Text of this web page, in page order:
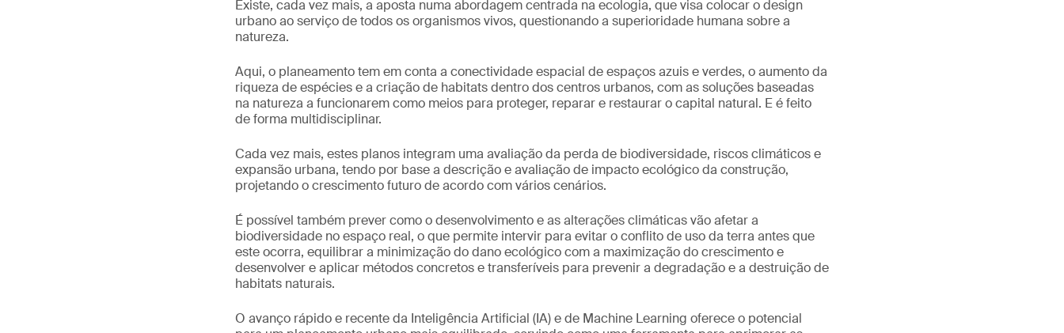
Existe, cada vez mais, a aposta numa abordagem centrada na ecologia, que visa colocar o design
urbano ao serviço de todos os organismos vivos, questionando a superioridade humana sobre a
natureza.
Aqui, o planeamento tem em conta a conectividade espacial de espaços azuis e verdes, o aumento da
riqueza de espécies e a criação de habitats dentro dos centros urbanos, com as soluções baseadas
na natureza a funcionarem como meios para proteger, reparar e restaurar o capital natural. E é feito
de forma multidisciplinar.
Cada vez mais, estes planos integram uma avaliação da perda de biodiversidade, riscos climáticos e
expansão urbana, tendo por base a descrição e avaliação de impacto ecológico da construção,
projetando o crescimento futuro de acordo com vários cenários.
É possível também prever como o desenvolvimento e as alterações climáticas vão afetar a
biodiversidade no espaço real, o que permite intervir para evitar o conflito de uso da terra antes que
este ocorra, equilibrar a minimização do dano ecológico com a maximização do crescimento e
desenvolver e aplicar métodos concretos e transferíveis para prevenir a degradação e a destruição de
habitats naturais.
O avanço rápido e recente da Inteligência Artificial (IA) e de Machine Learning oferece o potencial